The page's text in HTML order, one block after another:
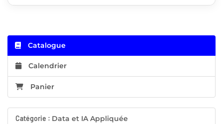
Catalogue
Calendrier
Panier
Catégorie : Data et IA Appliquée